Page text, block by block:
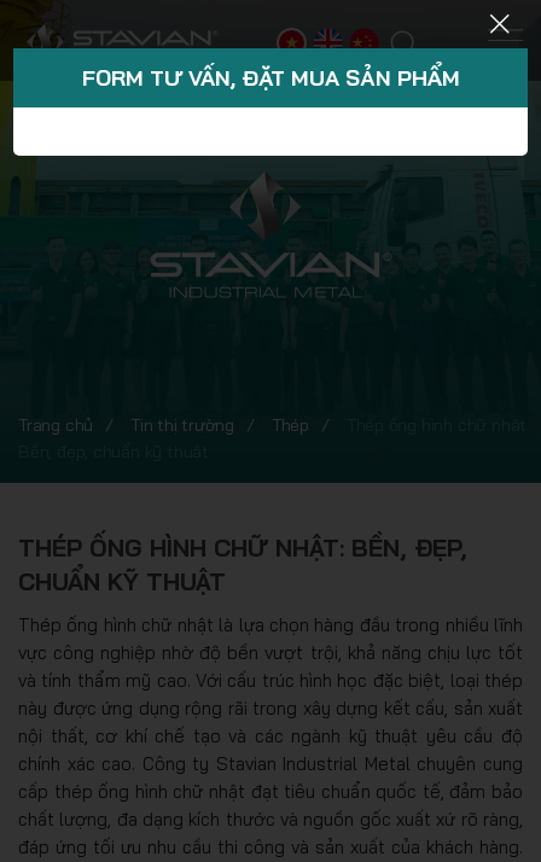
Trang chủ Tin thị trường Thép
THÉP ỐNG HÌNH CHỮ NHẬT: BỀN, ĐẸP,
CHUẨN KỸ THUẬT
Thép ống hình chữ nhật là lựa chọn hàng đầu trong nhiều lĩnh
vực công nghiệp nhờ độ bền vượt trội, khả năng chịu lực tốt
và tính thẩm mỹ cao. Với cấu trúc hình học đặc biệt, loại thép
này được ứng dụng rộng rãi trong xây dựng kết cấu, sản xuất
nội thất, cơ khí chế tạo và các ngành kỹ thuật yêu cầu độ
chính xác cao. Công ty Stavian Industrial Metal chuyên cung
cấp thép ống hình chữ nhật đạt tiêu chuẩn quốc tế, đảm bảo
chất lượng, đa dạng kích thước và nguồn gốc xuất xứ rõ ràng,
đáp ứng tối ưu nhu cầu thi công và sản xuất của khách hàng.
FORM TƯ VẤN, ĐẶT MUA SẢN PHẨM